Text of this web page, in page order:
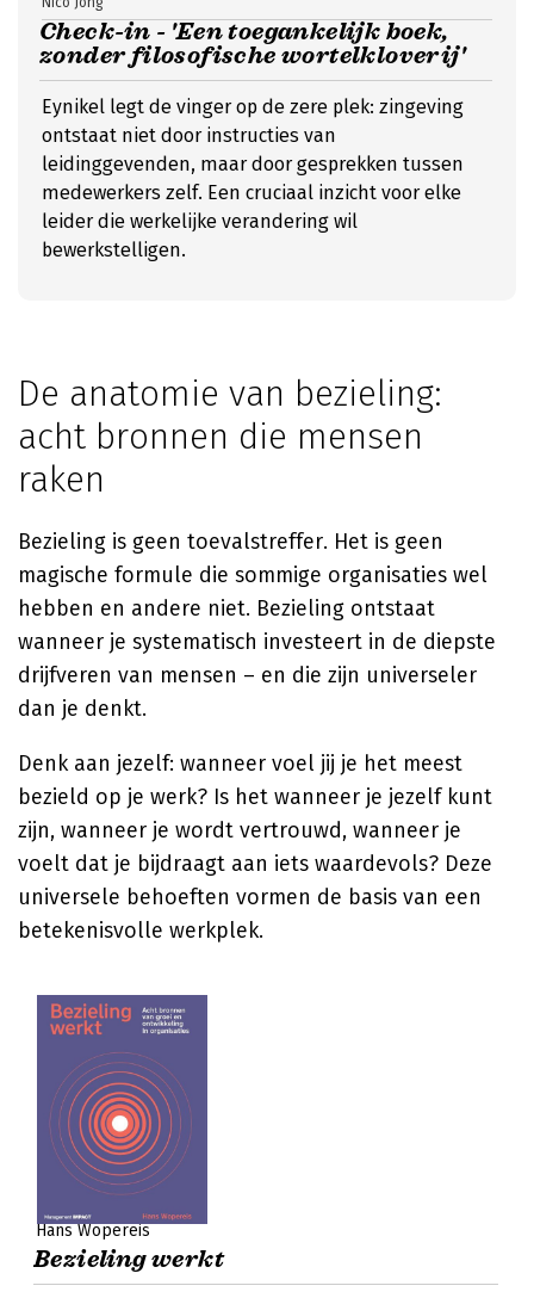
Check-in - 'Een toegankelijk boek,
zonder filosofische wortelkloverij'
Eynikel legt de vinger op de zere plek: zingeving
ontstaat niet door instructies van
leidinggevenden, maar door gesprekken tussen
medewerkers zelf. Een cruciaal inzicht voor elke
leider die werkelijke verandering wil
bewerkstelligen.
De anatomie van bezieling:
acht bronnen die mensen
raken
Bezieling is geen toevalstreffer. Het is geen
magische formule die sommige organisaties wel
hebben en andere niet. Bezieling ontstaat
wanneer je systematisch investeert in de diepste
drijfveren van mensen – en die zijn universeler
dan je denkt.
Denk aan jezelf: wanneer voel jij je het meest
bezield op je werk? Is het wanneer je jezelf kunt
zijn, wanneer je wordt vertrouwd, wanneer je
voelt dat je bijdraagt aan iets waardevols? Deze
universele behoeften vormen de basis van een
betekenisvolle werkplek.
Hans Wopereis
Bezieling werkt